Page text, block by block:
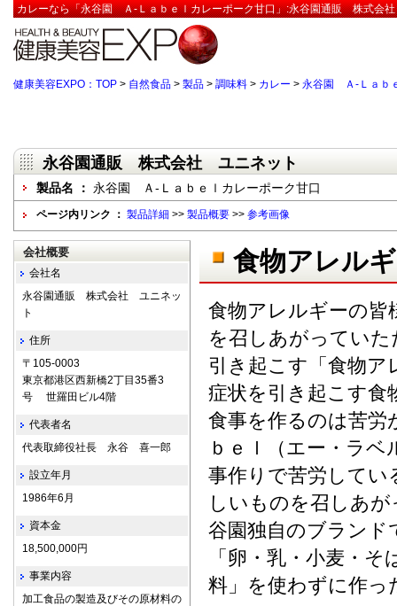
カレーなら「永谷園 Ａ-Ｌａｂｅｌカレーポーク甘口」:永谷園通販 株式会
健康美容EXPO：TOP > 自然食品 > 製品 > 調味料 > カレー > 永谷園 Ａ-Ｌａｂ
永谷園通販 株式会社 ユニネット
製品名 ： 永谷園 Ａ-Ｌａｂｅｌカレーポーク甘口
ページ内リンク ： 製品詳細 >> 製品概要 >> 参考画像
食物アレル
食物アレルギーの皆
を召しあがってい
引き起こす「食物ア
症状を引き起こす食
食事を作るのは苦労
ｂｅｌ（エー・ラ
事作りで苦労してい
しいものを召しあ
谷園独自のブランド
「卵・乳・小麦・
料」を使わずに作
会社概要
会社名
永谷園通販 株式会社 ユニネッ
ト
住所
〒105-0003
東京都港区西新橋2丁目35番3
号 世羅田ビル4階
代表者名
代表取締役社長 永谷 喜一郎
設立年月
1986年6月
資本金
18,500,000円
事業内容
加工食品の製造及びその原材料の